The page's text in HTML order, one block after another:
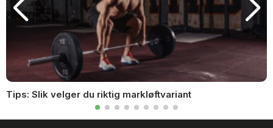
Tips: Slik velger du riktig markløftvariant